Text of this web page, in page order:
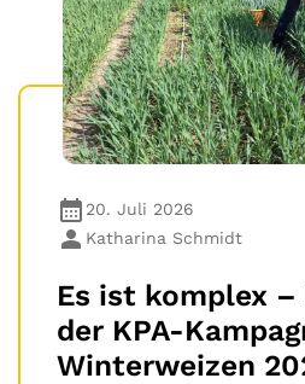
20. Juli 2026
Katharina Schmidt
Es ist komplex –
der KPA-
Winterweizen